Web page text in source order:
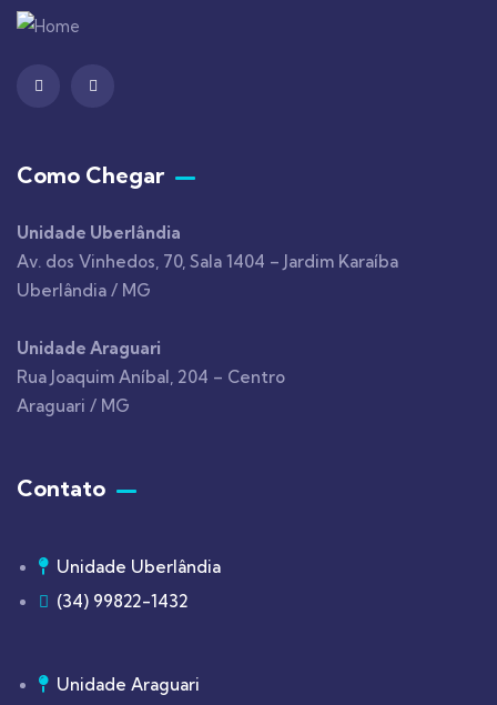
Como Chegar
Unidade Uberlândia
Av. dos Vinhedos, 70, Sala 1404 – Jardim Karaíba
Uberlândia / MG
Unidade Araguari
Rua Joaquim Aníbal, 204 – Centro
Araguari / MG
Contato
Unidade Uberlândia
(34) 99822-1432
Unidade Araguari